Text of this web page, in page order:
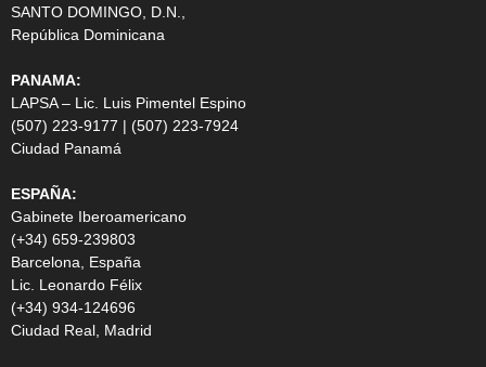
SANTO DOMINGO, D.N.,
República Dominicana
PANAMA:
LAPSA – Lic. Luis Pimentel Espino
(507) 223-9177 | (507) 223-7924
Ciudad Panamá
ESPAÑA:
Gabinete Iberoamericano
(+34) 659-239803
Barcelona, España
Lic. Leonardo Félix
(+34) 934-124696
Ciudad Real, Madrid